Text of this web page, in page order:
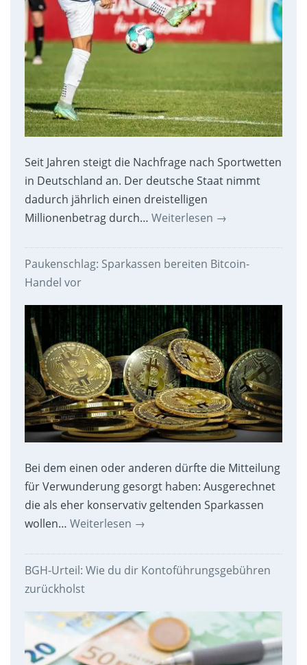
Seit Jahren steigt die Nachfrage nach Sportwetten
in Deutschland an. Der deutsche Staat nimmt
dadurch jährlich einen dreistelligen
Millionenbetrag durch… Weiterlesen →
Paukenschlag: Sparkassen bereiten Bitcoin-
Handel vor
Bei dem einen oder anderen dürfte die Mitteilung
für Verwunderung gesorgt haben: Ausgerechnet
die als eher konservativ geltenden Sparkassen
wollen… Weiterlesen →
BGH-Urteil: Wie du dir Kontoführungsgebühren
zurückholst